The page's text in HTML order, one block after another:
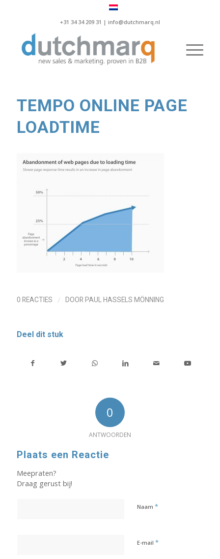
+31 34 34 209 31 | info@dutchmarq.nl
TEMPO ONLINE PAGE
LOADTIME
0 REACTIES / DOOR PAUL HASSELS MÖNNING
Deel dit stuk
0
ANTWOORDEN
Plaats een Reactie
Meepraten?
Draag gerust bij!
Naam *
E-mail *